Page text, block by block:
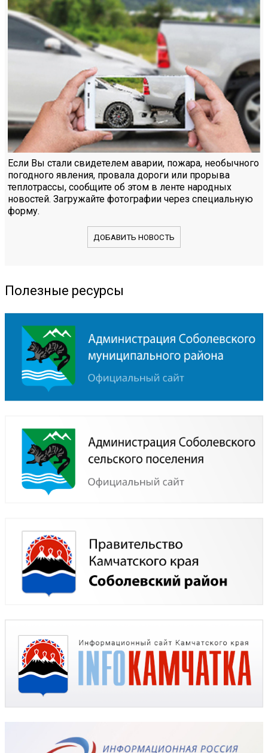
Если Вы стали свидетелем аварии, пожара, необычного
погодного явления, провала дороги или прорыва
теплотрассы, сообщите об этом в ленте народных
новостей. Загружайте фотографии через специальную
форму.
ДОБАВИТЬ НОВОСТЬ
Полезные ресурсы